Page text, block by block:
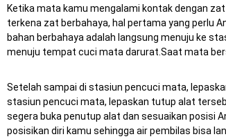
Ketika mata kamu mengalami kontak dengan
terkena zat berbahaya, hal pertama yang perlu
bahan berbahaya adalah langsung menuju ke
menuju tempat cuci mata darurat.Saat mata
Setelah sampai di stasiun pencuci mata,
stasiun pencuci mata, lepaskan tutup alat
segera buka penutup alat dan sesuaikan posisi
posisikan diri kamu sehingga air pembilas bisa